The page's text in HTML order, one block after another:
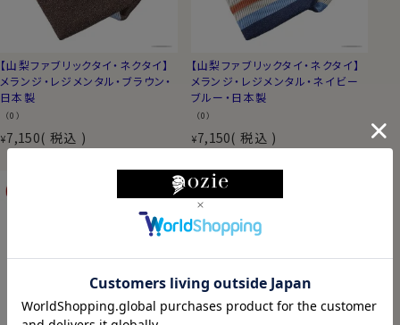
【山梨ファブリックタイ・ネクタイ】
メランジ・レジメンタル・ブラウン・
日本製
（0）
¥7,150 税込
【山梨ファブリックタイ・ネクタイ】
メランジ・レジメンタル・ネイビー
ブルー・日本製
（0）
¥7,150 税込